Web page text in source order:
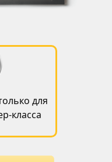
для
класса